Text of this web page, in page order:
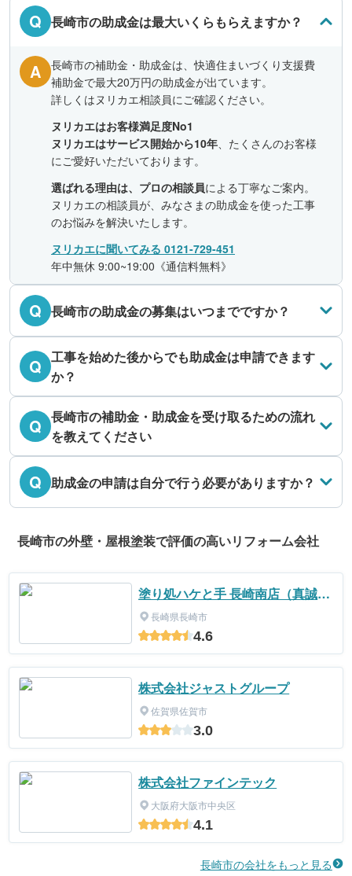
Q 長崎市の助成金は最大いくらもらえますか？
A
長崎市の補助金・助成金は、快適住まいづくり支援費
補助金で最大20万円の助成金が出ています。
詳しくはヌリカエ相談員にご確認ください。
ヌリカエはお客様満足度No1
ヌリカエはサービス開始から10年、たくさんのお客様
にご愛好いただいております。
選ばれる理由は、プロの相談員による丁寧なご案内。
ヌリカエの相談員が、みなさまの助成金を使った工事
のお悩みを解決いたします。
ヌリカエに聞いてみる 0121-729-451
年中無休 9:00~19:00《通信料無料》
Q 長崎市の助成金の募集はいつまでですか？
Q 工事を始めた後からでも助成金は申請できます
か？
Q 長崎市の補助金・助成金を受け取るための流れ
を教えてください
Q 助成金の申請は自分で行う必要がありますか？
長崎市の外壁・屋根塗装で評価の高いリフォーム会社
塗り処ハケと手 長崎南店（真誠ペ
イント）
長崎県長崎市
4.6
株式会社ジャストグループ
佐賀県佐賀市
3.0
株式会社ファインテック
大阪府大阪市中央区
4.1
長崎市の会社をもっと見る